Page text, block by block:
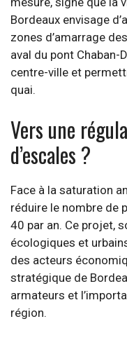
Bordeaux envisage
zones d’amarrage
aval du pont Chaban-
centre-ville et
quai.
Vers une
d’escales ?
Face à la saturation
réduire le nombre de
40 par an. Ce projet,
écologiques et
des acteurs
stratégique de
armateurs et
région.